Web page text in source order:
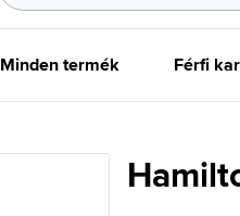
Minden termék Férfi